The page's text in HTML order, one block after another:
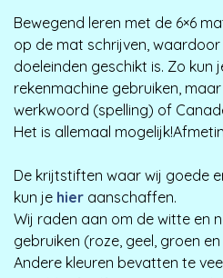
Bewegend leren met de 6×6
op de mat schrijven,
doeleinden geschikt is. Zo kun
rekenmachine gebruiken,
werkwoord (spelling) of
Het is allemaal
De krijtstiften waar wij goede
kun je hier aanschaffen.
Wij raden aan om de witte en
gebruiken (roze, geel, groen
Andere kleuren bevatten te